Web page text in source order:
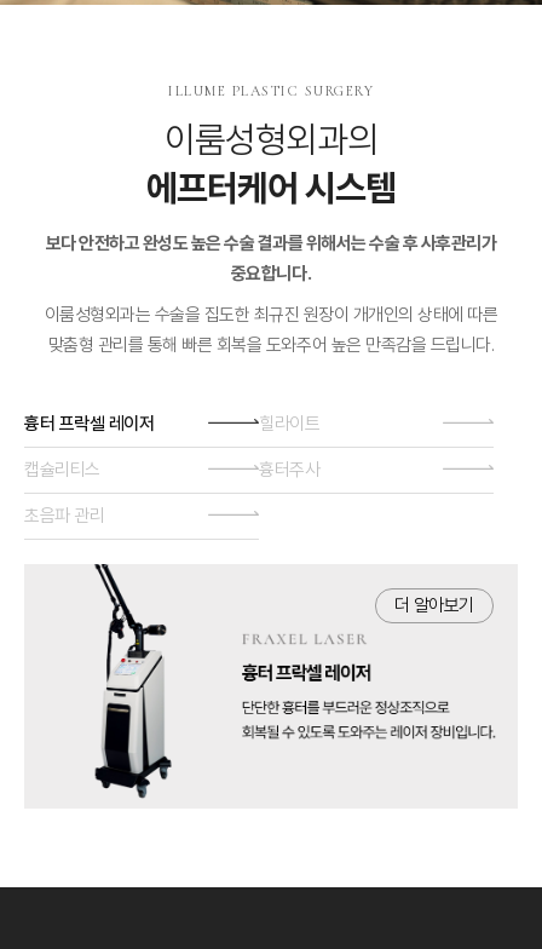
ILLUME PLASTIC SURGERY
이룸성형외과의
에프터케어 시스템
보다 안전하고 완성도 높은 수술 결과를 위해서는 수술 후 사후관리가
중요합니다.
이룸성형외과는 수술을 집도한 최규진 원장이 개개인의 상태에 따른
맞춤형 관리를 통해 빠른 회복을 도와주어 높은 만족감을 드립니다.
흉터 프락셀 레이저 힐라이트
캡슐리티스 흉터주사
초음파 관리
더 알아보기